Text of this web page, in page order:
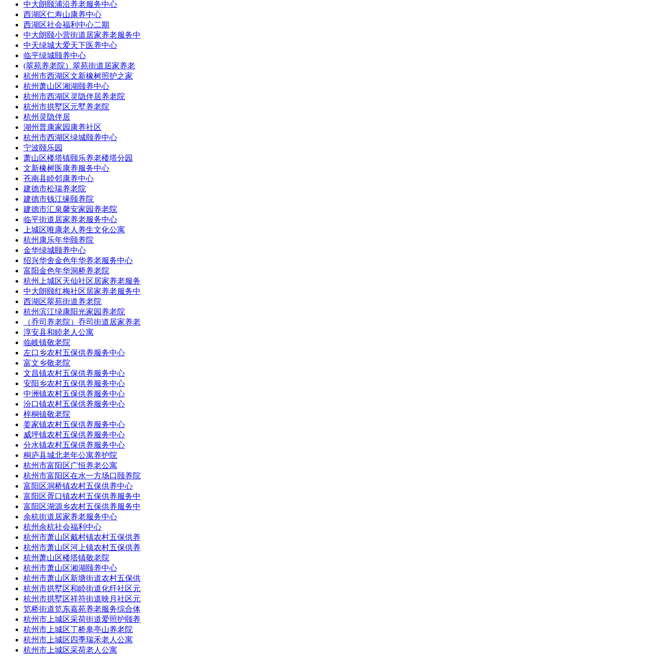
中大朗颐浦沿养老服务中心
西湖区仁寿山康养中心
西湖区社会福利中心二期
中大朗颐小营街道居家养老服务中
中天绿城大爱天下医养中心
临平绿城颐养中心
(翠苑养老院）翠苑街道居家养老
杭州市西湖区文新橡树照护之家
杭州萧山区湘湖颐养中心
杭州市西湖区灵隐伴居养老院
杭州市拱墅区元墅养老院
杭州灵隐伴居
湖州普康家园康养社区
杭州市西湖区绿城颐养中心
宁波颐乐园
萧山区楼塔镇颐乐养老楼塔分园
文新橡树医康养服务中心
苍南县睦邻康养中心
建德市松瑞养老院
建德市钱江缘颐养院
建德市汇泉馨安家园养老院
临平街道居家养老服务中心
上城区唯康老人养生文化公寓
杭州康乐年华颐养院
金华绿城颐养中心
绍兴华舍金色年华养老服务中心
富阳金色年华洞桥养老院
杭州上城区天仙社区居家养老服务
中大朗颐红梅社区居家养老服务中
西湖区翠苑街道养老院
杭州滨江绿康阳光家园养老院
（乔司养老院）乔司街道居家养老
淳安县和睦老人公寓
临岐镇敬老院
左口乡农村五保供养服务中心
富文乡敬老院
文昌镇农村五保供养服务中心
安阳乡农村五保供养服务中心
中洲镇农村五保供养服务中心
汾口镇农村五保供养服务中心
梓桐镇敬老院
姜家镇农村五保供养服务中心
威坪镇农村五保供养服务中心
分水镇农村五保供养服务中心
桐庐县城北老年公寓养护院
杭州市富阳区广恒养老公寓
杭州市富阳区在水一方场口颐养院
富阳区洞桥镇农村五保供养中心
富阳区胥口镇农村五保供养服务中
富阳区湖源乡农村五保供养服务中
余杭街道居家养老服务中心
杭州余杭社会福利中心
杭州市萧山区戴村镇农村五保供养
杭州市萧山区河上镇农村五保供养
杭州萧山区楼塔镇敬老院
杭州市萧山区湘湖颐养中心
杭州市萧山区新塘街道农村五保供
杭州市拱墅区和睦街道化纤社区元
杭州市拱墅区祥符街道映月社区元
笕桥街道笕东嘉苑养老服务综合体
杭州市上城区采荷街道爱照护颐养
杭州市上城区丁桥皋亭山养老院
杭州市上城区四季瑞禾老人公寓
杭州市上城区采荷老人公寓